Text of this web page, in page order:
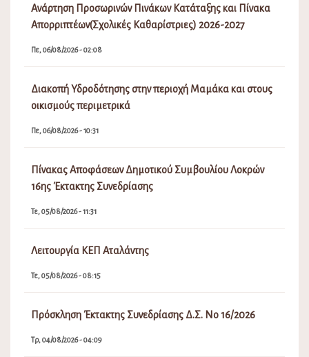
Ανάρτηση Προσωρινών Πινάκων Κατάταξης και Πίνακα
Απορριπτέων(Σχολικές Καθαρίστριες) 2026-2027
Πε, 06/08/2026 - 02:08
Διακοπή Υδροδότησης στην περιοχή Μαμάκα και στους
οικισμούς περιμετρικά
Πε, 06/08/2026 - 10:31
Πίνακας Αποφάσεων Δημοτικού Συμβουλίου Λοκρών
16ης Έκτακτης Συνεδρίασης
Τε, 05/08/2026 - 11:31
Λειτουργία ΚΕΠ Αταλάντης
Τε, 05/08/2026 - 08:15
Πρόσκληση Έκτακτης Συνεδρίασης Δ.Σ. Νο 16/2026
Τρ, 04/08/2026 - 04:09